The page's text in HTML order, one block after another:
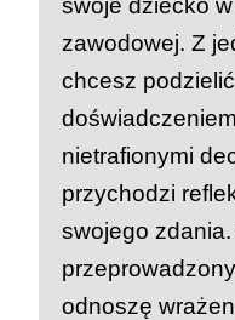
swoje dziecko
zawodowej. Z
chcesz
nietrafionymi
przychodzi
swojego
odnoszę